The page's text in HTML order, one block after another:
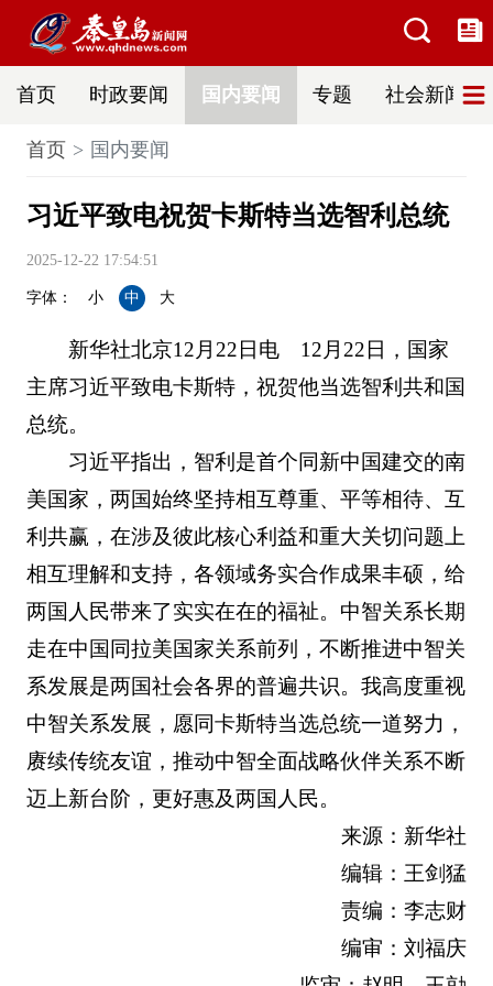
首页 时政要闻 国内要闻 专题 社会新闻
首页 国内要闻
习近平致电祝贺卡斯特当选智利总统
2025-12-22 17:54:51
字体： 小 中 大
新华社北京12月22日电 12月22日，国家
主席习近平致电卡斯特，祝贺他当选智利共和国
总统。
习近平指出，智利是首个同新中国建交的南
美国家，两国始终坚持相互尊重、平等相待、互
利共赢，在涉及彼此核心利益和重大关切问题上
相互理解和支持，各领域务实合作成果丰硕，给
两国人民带来了实实在在的福祉。中智关系长期
走在中国同拉美国家关系前列，不断推进中智关
系发展是两国社会各界的普遍共识。我高度重视
中智关系发展，愿同卡斯特当选总统一道努力，
赓续传统友谊，推动中智全面战略伙伴关系不断
迈上新台阶，更好惠及两国人民。
来源：新华社
编辑：王剑猛
责编：李志财
编审：刘福庆